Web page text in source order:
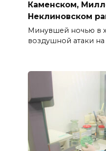
Каменском,
Неклиновском
Минувшей ночью в
воздушной атаки на